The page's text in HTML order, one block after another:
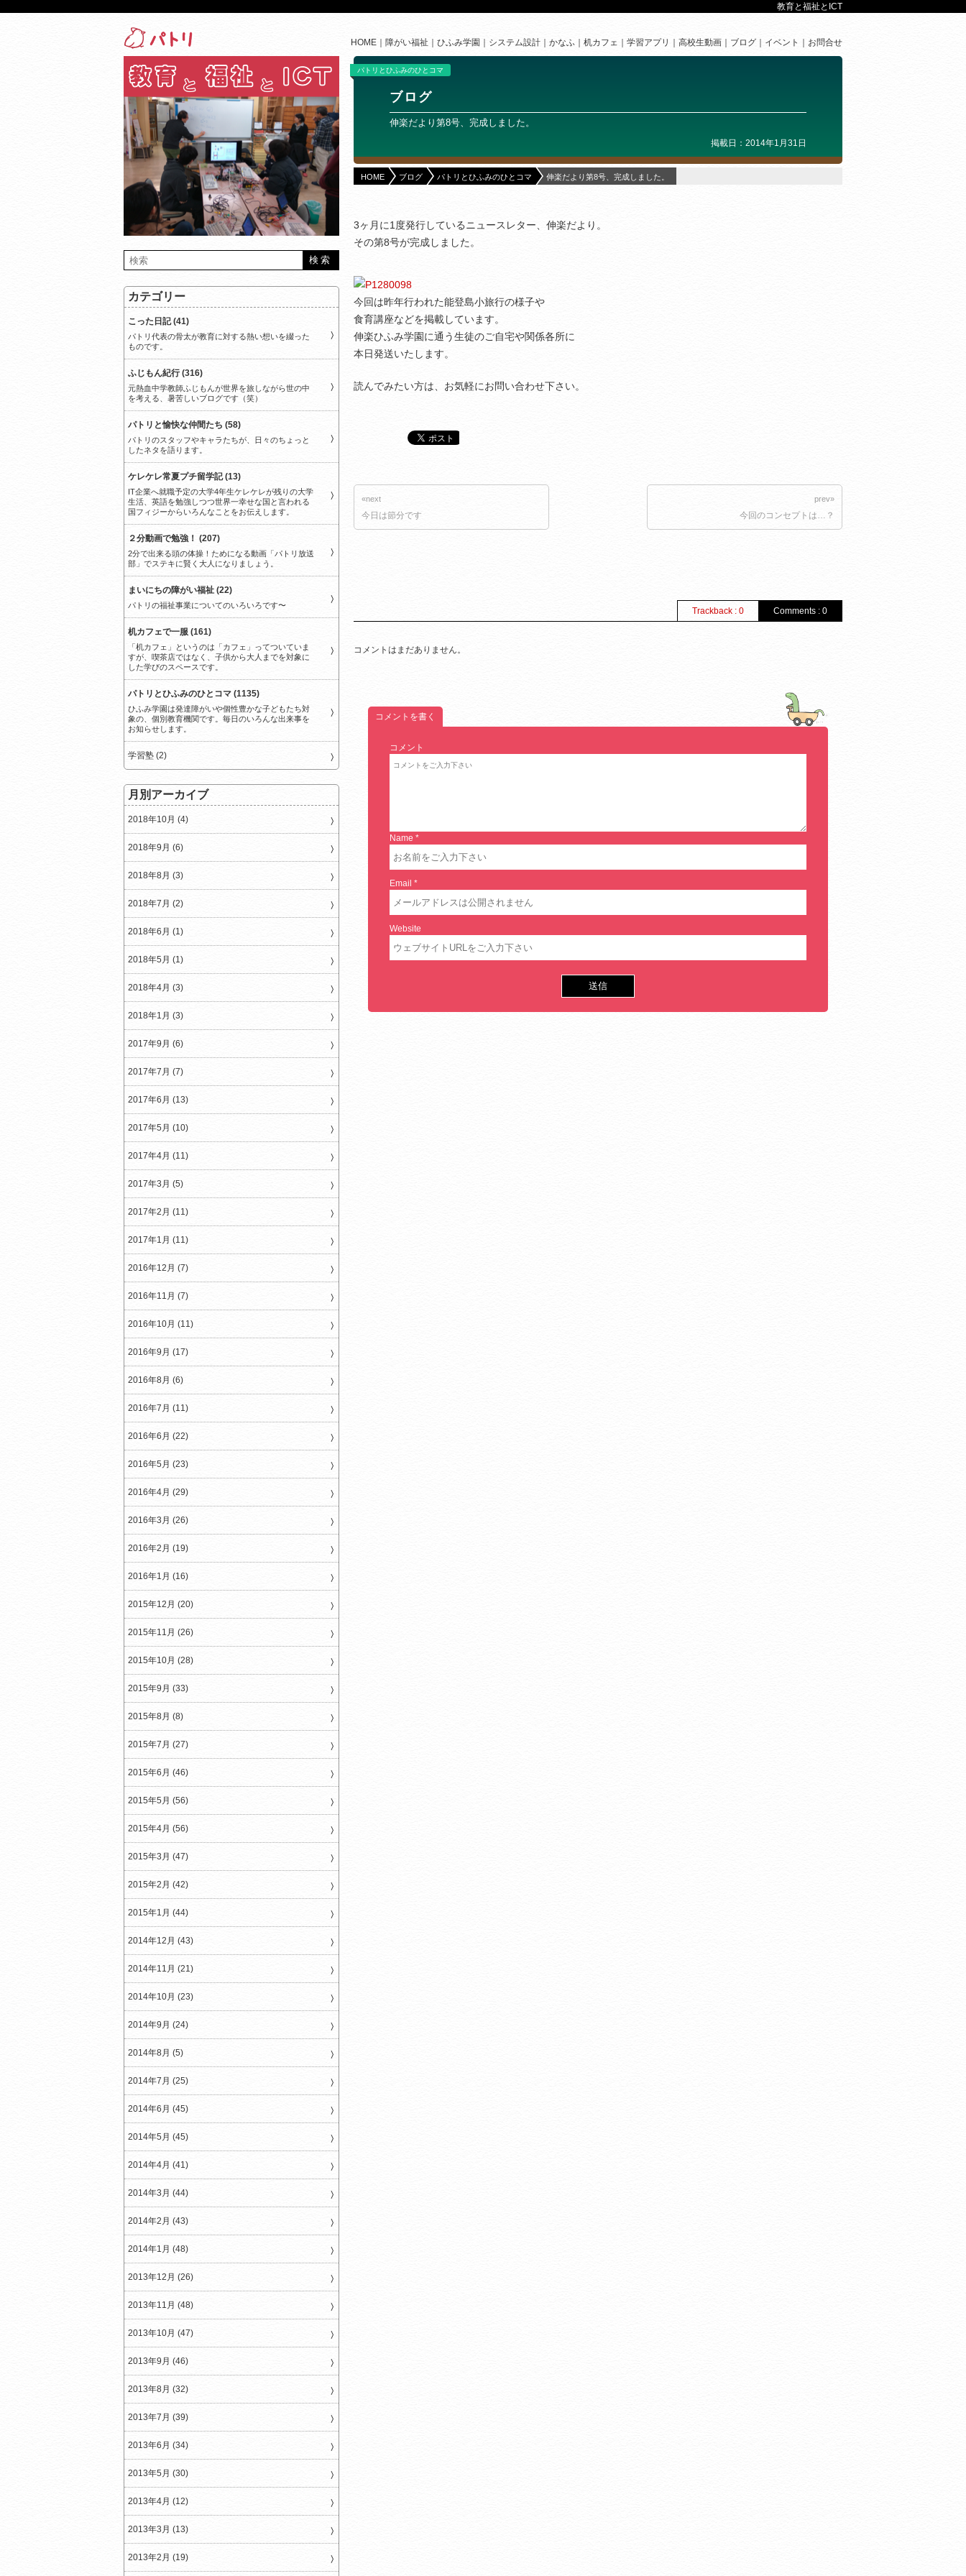
教育と福祉とICT
HOME 障がい福祉 ひふみ学園 システム設計 かなふ 机カフェ 学習アプリ 高校生動画 ブログ イベント お問合せ
パトリとひふみのひとコマ
ブログ
伸楽だより第8号、完成しました。
掲載日：2014年1月31日
HOME ブログ パトリとひふみのひとコマ 伸楽だより第8号、完成しました。
3ヶ月に1度発行しているニュースレター、伸楽だより。
その第8号が完成しました。
今回は昨年行われた能登島小旅行の様子や
食育講座などを掲載しています。
伸楽ひふみ学園に通う生徒のご自宅や関係各所に
本日発送いたします。
読んでみたい方は、お気軽にお問い合わせ下さい。
«next
今日は節分です
prev»
今回のコンセプトは…？
Comments : 0
Trackback : 0
コメントはまだありません。
コメントを書く
コメント
Name *
Email *
Website
カテゴリー
こった日記 (41)
パトリ代表の骨太が教育に対する熱い想いを綴った
ものです。
ふじもん紀行 (316)
元熱血中学教師ふじもんが世界を旅しながら世の中
を考える、暑苦しいブログです（笑）
パトリと愉快な仲間たち (58)
パトリのスタッフやキャラたちが、日々のちょっと
したネタを語ります。
ケレケレ常夏プチ留学記 (13)
IT企業へ就職予定の大学4年生ケレケレが残りの大学
生活、英語を勉強しつつ世界一幸せな国と言われる
国フィジーからいろんなことをお伝えします。
２分動画で勉強！ (207)
2分で出来る頭の体操！ためになる動画「パトリ放送
部」でステキに賢く大人になりましょう。
まいにちの障がい福祉 (22)
パトリの福祉事業についてのいろいろです〜
机カフェで一服 (161)
「机カフェ」というのは「カフェ」ってついていま
すが、喫茶店ではなく、子供から大人までを対象に
した学びのスペースです。
パトリとひふみのひとコマ (1135)
ひふみ学園は発達障がいや個性豊かな子どもたち対
象の、個別教育機関です。毎日のいろんな出来事を
お知らせします。
学習塾 (2)
月別アーカイブ
2018年10月 (4)
2018年9月 (6)
2018年8月 (3)
2018年7月 (2)
2018年6月 (1)
2018年5月 (1)
2018年4月 (3)
2018年1月 (3)
2017年9月 (6)
2017年7月 (7)
2017年6月 (13)
2017年5月 (10)
2017年4月 (11)
2017年3月 (5)
2017年2月 (11)
2017年1月 (11)
2016年12月 (7)
2016年11月 (7)
2016年10月 (11)
2016年9月 (17)
2016年8月 (6)
2016年7月 (11)
2016年6月 (22)
2016年5月 (23)
2016年4月 (29)
2016年3月 (26)
2016年2月 (19)
2016年1月 (16)
2015年12月 (20)
2015年11月 (26)
2015年10月 (28)
2015年9月 (33)
2015年8月 (8)
2015年7月 (27)
2015年6月 (46)
2015年5月 (56)
2015年4月 (56)
2015年3月 (47)
2015年2月 (42)
2015年1月 (44)
2014年12月 (43)
2014年11月 (21)
2014年10月 (23)
2014年9月 (24)
2014年8月 (5)
2014年7月 (25)
2014年6月 (45)
2014年5月 (45)
2014年4月 (41)
2014年3月 (44)
2014年2月 (43)
2014年1月 (48)
2013年12月 (26)
2013年11月 (48)
2013年10月 (47)
2013年9月 (46)
2013年8月 (32)
2013年7月 (39)
2013年6月 (34)
2013年5月 (30)
2013年4月 (12)
2013年3月 (13)
2013年2月 (19)